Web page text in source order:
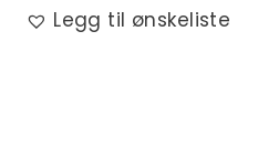
Legg til ønskeliste